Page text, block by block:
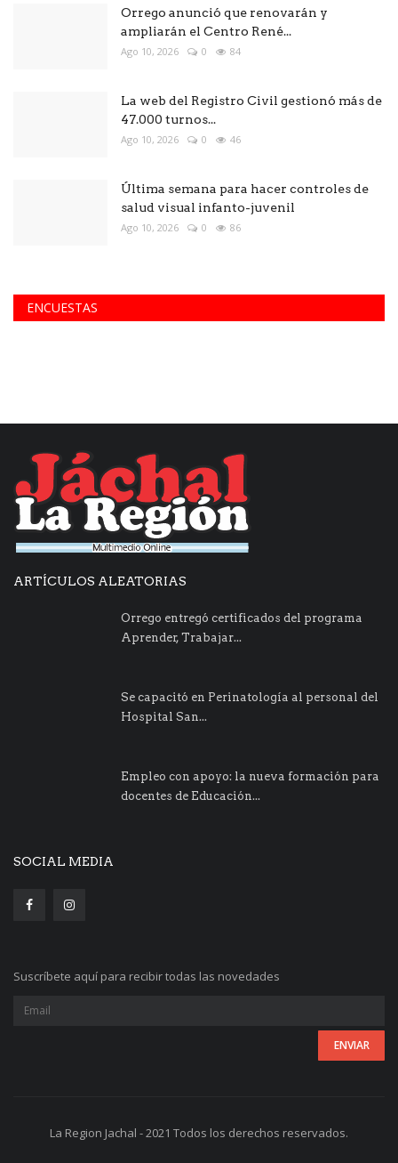
Orrego anunció que renovarán y
ampliarán el Centro René...
Ago 10, 2026 0 84
La web del Registro Civil gestionó más de
47.000 turnos...
Ago 10, 2026 0 46
Última semana para hacer controles de
salud visual infanto-juvenil
Ago 10, 2026 0 86
ENCUESTAS
ARTÍCULOS ALEATORIAS
Orrego entregó certificados del programa
Aprender, Trabajar...
Se capacitó en Perinatología al personal del
Hospital San...
Empleo con apoyo: la nueva formación para
docentes de Educación...
SOCIAL MEDIA
Suscríbete aquí para recibir todas las novedades
La Region Jachal - 2021 Todos los derechos reservados.